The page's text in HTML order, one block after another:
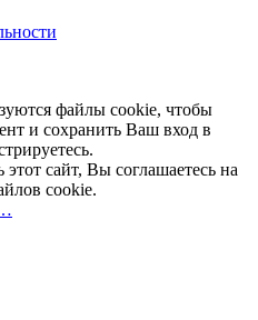
файлы cookie, чтобы
и сохранить Ваш вход в
сайт, Вы соглашаетесь на
cookie.